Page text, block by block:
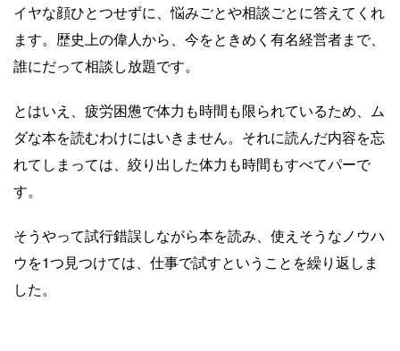
イヤな顔ひとつせずに、悩みごとや相談ごとに答えてくれ
ます。歴史上の偉人から、今をときめく有名経営者まで、
誰にだって相談し放題です。
とはいえ、疲労困憊で体力も時間も限られているため、ム
ダな本を読むわけにはいきません。それに読んだ内容を忘
れてしまっては、絞り出した体力も時間もすべてパーで
す。
そうやって試行錯誤しながら本を読み、使えそうなノウハ
ウを1つ見つけては、仕事で試すということを繰り返しま
した。